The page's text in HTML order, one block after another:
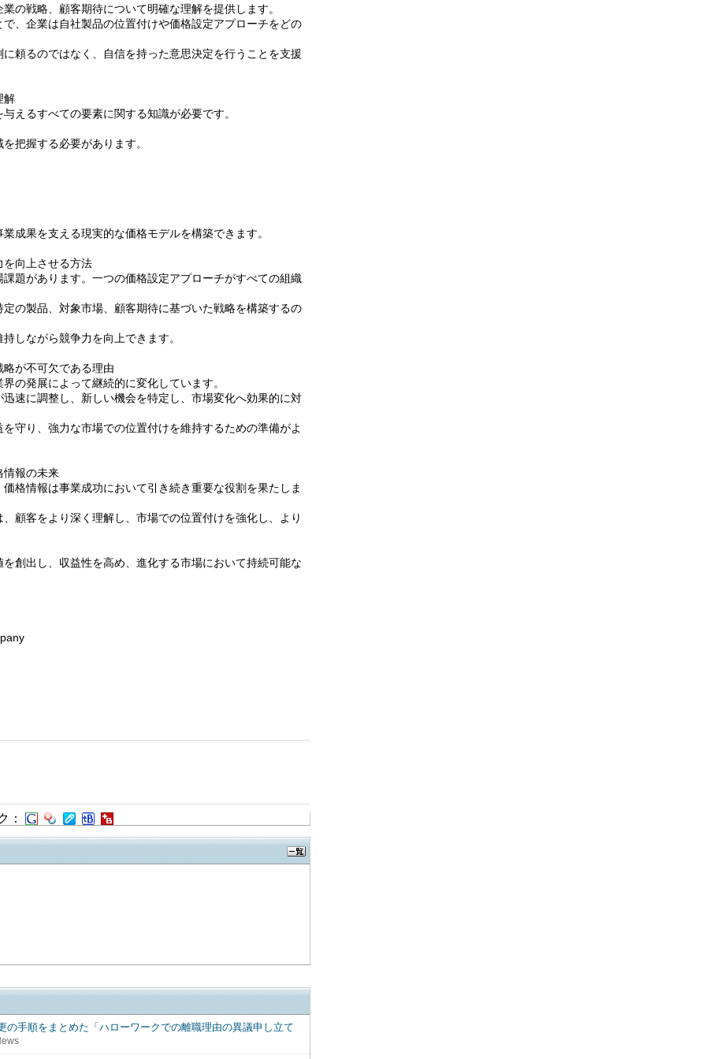
の戦略、顧客期待について明確な理解を提供します。
、企業は自社製品の位置付けや価格設定アプローチをどの
頼るのではなく、自信を持った意思決定を行うことを支援
解
えるすべての要素に関する知識が必要です。
把握する必要があります。
成果を支える現実的な価格モデルを構築できます。
を向上させる方法
題があります。一つの価格設定アプローチがすべての組織
の製品、対象市場、顧客期待に基づいた戦略を構築するの
しながら競争力を向上できます。
が不可欠である理由
の発展によって継続的に変化しています。
速に調整し、新しい機会を特定し、市場変化へ効果的に対
守り、強力な市場での位置付けを維持するための準備がよ
情報の未来
格情報は事業成功において引き続き重要な役割を果たしま
顧客をより深く理解し、市場での位置付けを強化し、より
創出し、収益性を高め、進化する市場において持続可能な
：
の手順をまとめた「ハローワークでの離職理由の異議申し立て